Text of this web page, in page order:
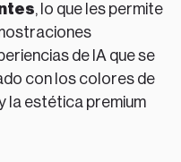
, lo que les permite
de IA que se
con los colores de
la estética premium